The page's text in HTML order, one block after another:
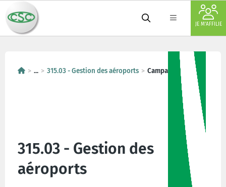
JE M'AFFILIE
... 315.03 - Gestion des aéroports Campagnes
315.03 - Gestion des
aéroports